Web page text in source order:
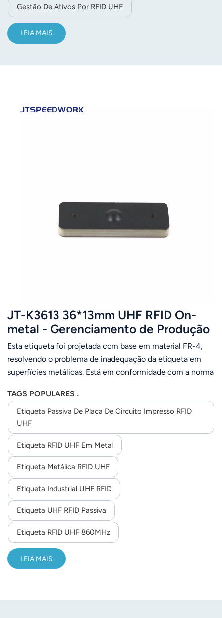
Gestão De Ativos Por RFID UHF
LEIA MAIS
JT-K3613 36*13mm UHF RFID On-
metal - Gerenciamento de Produção
Esta etiqueta foi projetada com base em material FR-4,
resolvendo o problema de inadequação da etiqueta em
superfícies metálicas. Está em conformidade com a norma
em gestão logística de armazéns, gestão de ativos de TI,
gestão de estoques, gestão de ativos, rastreamento de
componentes automotivos, manufatura industrial, etc.
TAGS POPULARES :
Etiqueta Passiva De Placa De Circuito Impresso RFID
UHF
Etiqueta RFID UHF Em Metal
Etiqueta Metálica RFID UHF
Etiqueta Industrial UHF RFID
Etiqueta UHF RFID Passiva
Etiqueta RFID UHF 860MHz
LEIA MAIS